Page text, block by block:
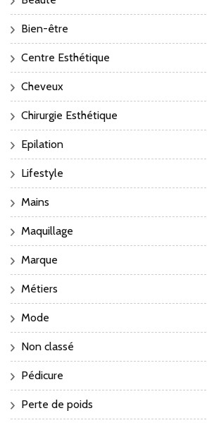
Bien-être
Centre Esthétique
Cheveux
Chirurgie Esthétique
Epilation
Lifestyle
Mains
Maquillage
Marque
Métiers
Mode
Non classé
Pédicure
Perte de poids